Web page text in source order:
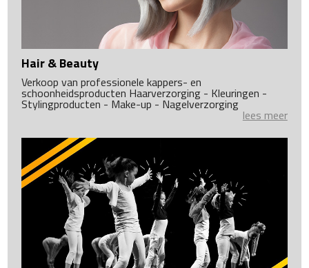
Hair & Beauty
Verkoop van professionele kappers- en
schoonheidsproducten Haarverzorging - Kleuringen -
Stylingproducten - Make-up - Nagelverzorging
lees meer